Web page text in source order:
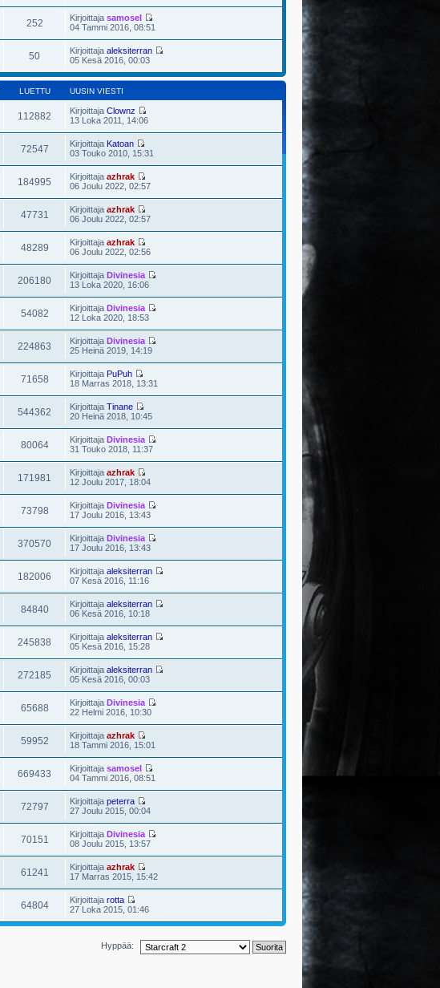
252 Kirjoittaja samosel
04 Tammi 2016, 08:51
50 Kirjoittaja aleksiterran
05 Kesä 2016, 00:03
LUETTU UUSIN VIESTI
112882 Kirjoittaja Clownz
13 Loka 2011, 14:06
72547 Kirjoittaja Katoan
03 Touko 2010, 15:31
184995 Kirjoittaja azhrak
06 Joulu 2022, 02:57
47731 Kirjoittaja azhrak
06 Joulu 2022, 02:57
48289 Kirjoittaja azhrak
06 Joulu 2022, 02:56
206180 Kirjoittaja Divinesia
13 Loka 2020, 16:06
54082 Kirjoittaja Divinesia
12 Loka 2020, 18:53
224863 Kirjoittaja Divinesia
25 Heinä 2019, 14:19
71658 Kirjoittaja PuPuh
18 Marras 2018, 13:31
544362 Kirjoittaja Tinane
20 Heinä 2018, 10:45
80064 Kirjoittaja Divinesia
31 Touko 2018, 11:37
171981 Kirjoittaja azhrak
12 Joulu 2017, 18:04
73798 Kirjoittaja Divinesia
17 Joulu 2016, 13:43
370570 Kirjoittaja Divinesia
17 Joulu 2016, 13:43
182006 Kirjoittaja aleksiterran
07 Kesä 2016, 11:16
84840 Kirjoittaja aleksiterran
06 Kesä 2016, 10:18
245838 Kirjoittaja aleksiterran
05 Kesä 2016, 15:28
272185 Kirjoittaja aleksiterran
05 Kesä 2016, 00:03
65688 Kirjoittaja Divinesia
22 Helmi 2016, 10:30
59952 Kirjoittaja azhrak
18 Tammi 2016, 15:01
669433 Kirjoittaja samosel
04 Tammi 2016, 08:51
72797 Kirjoittaja peterra
27 Joulu 2015, 00:04
70151 Kirjoittaja Divinesia
08 Joulu 2015, 13:57
61241 Kirjoittaja azhrak
17 Marras 2015, 15:42
64804 Kirjoittaja rotta
27 Loka 2015, 01:46
Hyppää: